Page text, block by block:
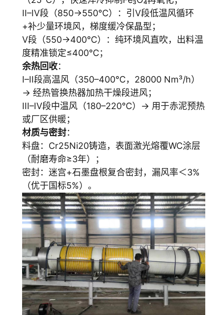
II–IV段（850→550℃）：引Ⅴ段低温风循环
+补少量环境风，梯度缓冷保晶型；
V段（550→400℃）：纯环境风直吹，出料温
度精准锁定≤400℃；
余热回收：
I–II段高温风（350–400℃，28000 Nm³/h）
→ 经热管换热器加热干燥段进风；
III–IV段中温风（180–220℃）→ 用于赤泥预热
或厂区供暖；
材质与密封：
料盘：Cr25Ni20铸造，表面激光熔覆WC涂层
（耐磨寿命≥3年）；
密封：迷宫+石墨盘根复合密封，漏风率＜3%
（优于国标5%）。